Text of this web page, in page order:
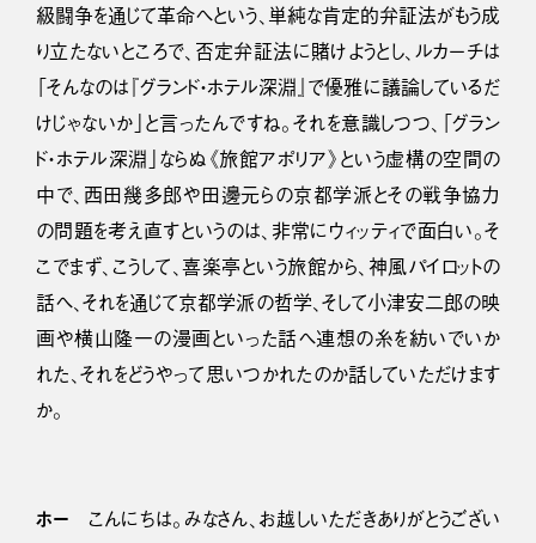
級闘争を通じて革命へという、単純な肯定的弁証法がもう成
り立たないところで、否定弁証法に賭けようとし、ルカーチは
「そんなのは『グランド・ホテル深淵』で優雅に議論しているだ
けじゃないか」と言ったんですね。それを意識しつつ、「グラン
ド・ホテル深淵」ならぬ《旅館アポリア》という虚構の空間の
中で、西田幾多郎や田邊元らの京都学派とその戦争協力
の問題を考え直すというのは、非常にウィッティで面白い。そ
こでまず、こうして、喜楽亭という旅館から、神風パイロットの
話へ、それを通じて京都学派の哲学、そして小津安二郎の映
画や横山隆一の漫画といった話へ連想の糸を紡いでいか
れた、それをどうやって思いつかれたのか話していただけます
か。
ホー こんにちは。みなさん、お越しいただきありがとうござい